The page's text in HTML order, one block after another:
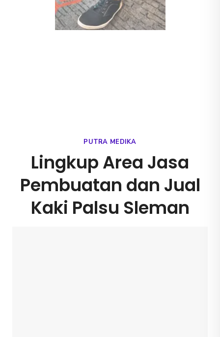
PUTRA MEDIKA
Lingkup Area Jasa
Pembuatan dan Jual
Kaki Palsu Sleman